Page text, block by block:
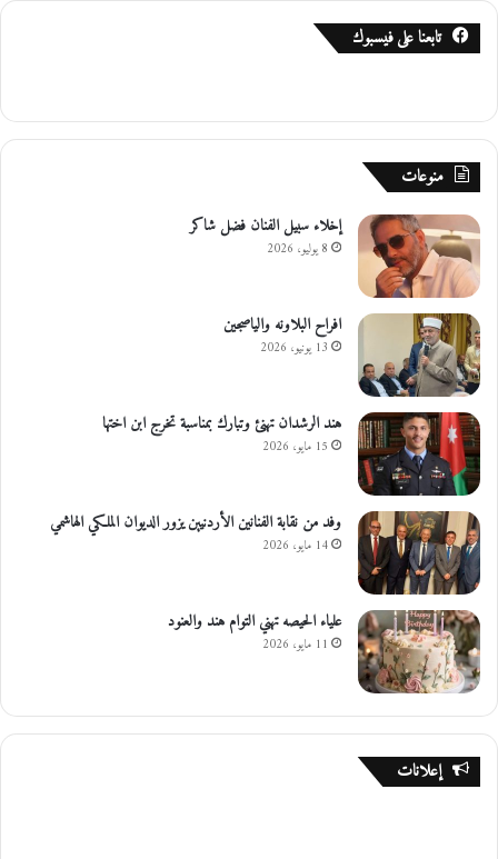
تابعنا على فيسبوك
منوعات
إخلاء سبيل الفنان فضل شاكر
8 يوليو، 2026
افراح البلاونه والياصجين
13 يونيو، 2026
هند الرشدان تهنئ وتبارك بمناسبة تخرج ابن اختها
15 مايو، 2026
وفد من نقابة الفنانين الأردنيين يزور الديوان الملكي الهاشمي
14 مايو، 2026
علياء الحيصه تهني التوام هند والعنود
11 مايو، 2026
إعلانات